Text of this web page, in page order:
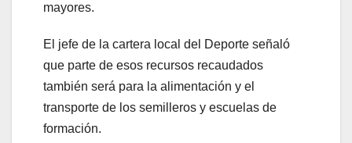
mayores.
El jefe de la cartera local del Deporte señaló
que parte de esos recursos recaudados
también será para la alimentación y el
transporte de los semilleros y escuelas de
formación.